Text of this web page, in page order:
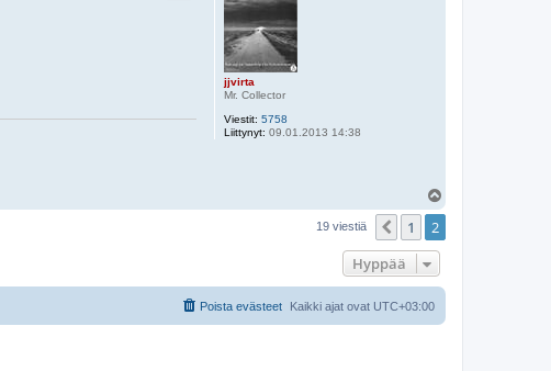
jjvirta
Mr. Collector
Viestit: 5758
Liittynyt: 09.01.2013 14:38
s
19 viestiä Edellinen
1 2
Hyppää
Kaikki ajat ovat UTC+03:00
Poista evästeet